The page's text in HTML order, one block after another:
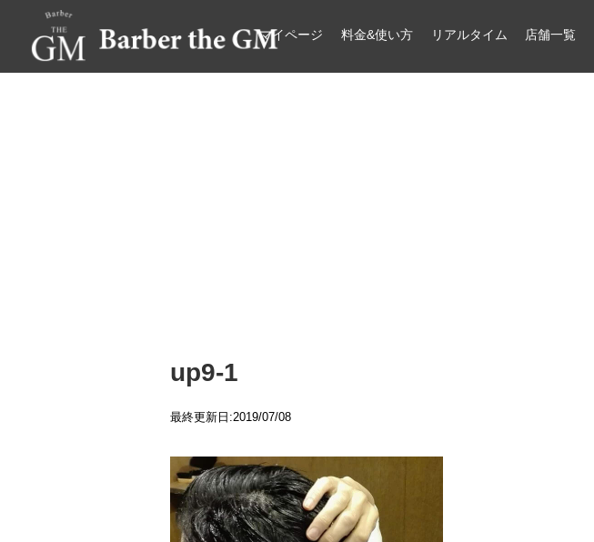
マイページ 料金&使い方 リアルタイム 店舗一覧
up9-1
最終更新日:2019/07/08